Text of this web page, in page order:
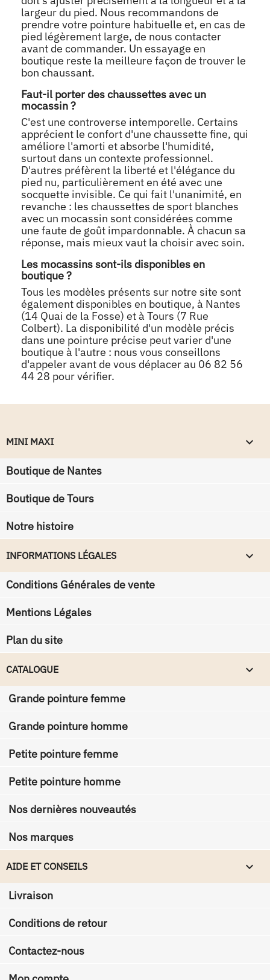
largeur du pied. Nous recommandons de
prendre votre pointure habituelle et, en cas de
pied légèrement large, de nous contacter
avant de commander. Un essayage en
boutique reste la meilleure façon de trouver le
bon chaussant.
Faut-il porter des chaussettes avec un
mocassin ?
C'est une controverse intemporelle. Certains
apprécient le confort d'une chaussette fine, qui
améliore l'amorti et absorbe l'humidité,
surtout dans un contexte professionnel.
D'autres préfèrent la liberté et l'élégance du
pied nu, particulièrement en été avec une
socquette invisible. Ce qui fait l'unanimité, en
revanche : les chaussettes de sport blanches
avec un mocassin sont considérées comme
une faute de goût impardonnable. À chacun sa
réponse, mais mieux vaut la choisir avec soin.
Les mocassins sont-ils disponibles en
boutique ?
Tous les modèles présents sur notre site sont
également disponibles en boutique, à Nantes
(14 Quai de la Fosse) et à Tours (7 Rue
Colbert). La disponibilité d'un modèle précis
dans une pointure précise peut varier d'une
boutique à l'autre : nous vous conseillons
d'appeler avant de vous déplacer au 06 82 56
44 28 pour vérifier.
MINI MAXI keyboard_arrow_down
Boutique de Nantes
Boutique de Tours
Notre histoire
INFORMATIONS LÉGALES keyboard_arrow_down
Conditions Générales de vente
Mentions Légales
Plan du site
CATALOGUE 
Grande pointure femme
Grande pointure homme
Petite pointure femme
Petite pointure homme
Nos dernières nouveautés
Nos marques
AIDE ET CONSEILS 
Livraison
Conditions de retour
Contactez-nous